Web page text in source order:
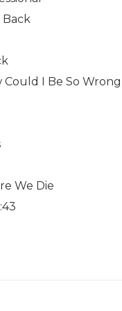
Back
Could I Be So
We Die